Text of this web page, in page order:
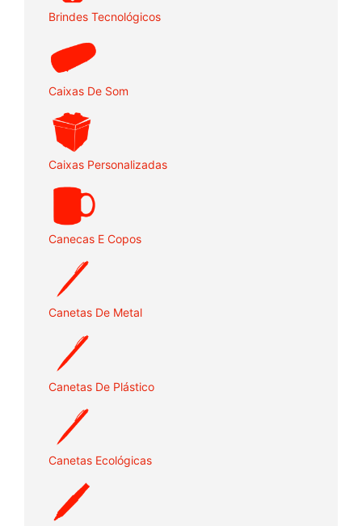
Brindes Tecnológicos
Caixas De Som
Caixas Personalizadas
Canecas E Copos
Canetas De Metal
Canetas De Plástico
Canetas Ecológicas